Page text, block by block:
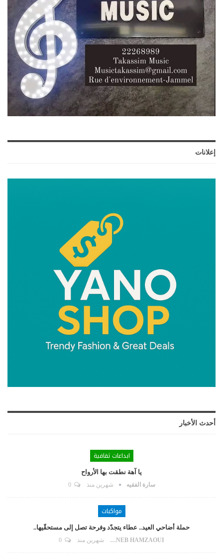
إعلانات
أحدث الأخبار
ابداعات ثقافية
يا آهة نطقت بها الأرواح
سارة الفقيه شهرين منذ 0
مواكبات
حملة أضاحي العيد.. عطاء يتجدّد وفرحة تصل إلى مستحقّيها..
ZAYNEB HAMZAOUI شهرين منذ